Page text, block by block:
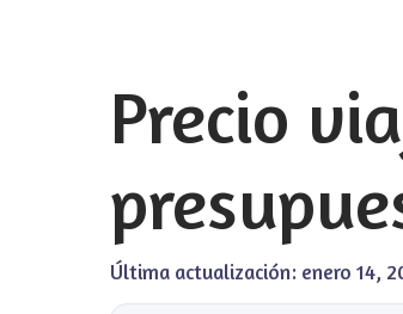
Precio
Última actualización: enero 14,